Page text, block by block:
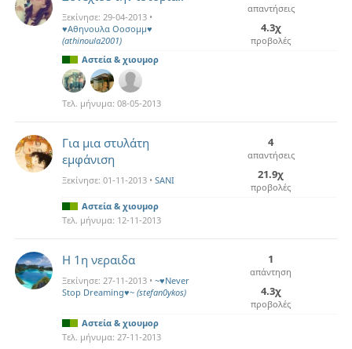
Ξεκίνησε: 29-04-2013 •
♥Αθηνουλα Οοσομμ♥
(athinoula2001)
απαντήσεις
4.3χ
προβολές
Αστεία & χιουμορ
Τελ. μήνυμα: 08-05-2013
Για μια στυλάτη
εμφάνιση
Ξεκίνησε: 01-11-2013 • SANI
4
απαντήσεις
21.9χ
προβολές
Αστεία & χιουμορ
Τελ. μήνυμα: 12-11-2013
Η 1η νεραιδα
Ξεκίνησε: 27-11-2013 • ~♥Never
Stop Dreaming♥~ (stefan0ykos)
1
απάντηση
4.3χ
προβολές
Αστεία & χιουμορ
Τελ. μήνυμα: 27-11-2013